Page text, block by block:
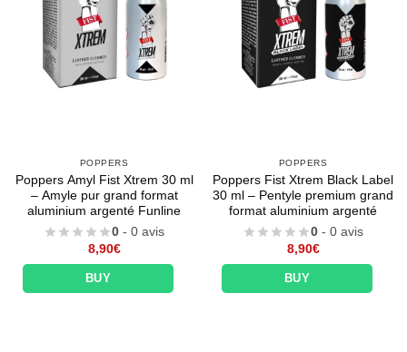
POPPERS
Poppers Amyl Fist Xtrem 30 ml
– Amyle pur grand format
aluminium argenté Funline
0 - 0 avis
8,90€
BUY
POPPERS
Poppers Fist Xtrem Black Label
30 ml – Pentyle premium grand
format aluminium argenté
0 - 0 avis
8,90€
BUY